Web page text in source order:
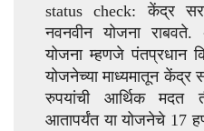
status check: केंद्र
नवनवीन योजना राबवते.
योजना म्हणजे पंतप्रधान
योजनेच्या माध्यमातून केंद्र
रुपयांची आर्थिक मदत
आतापर्यंत या योजनेचे 17